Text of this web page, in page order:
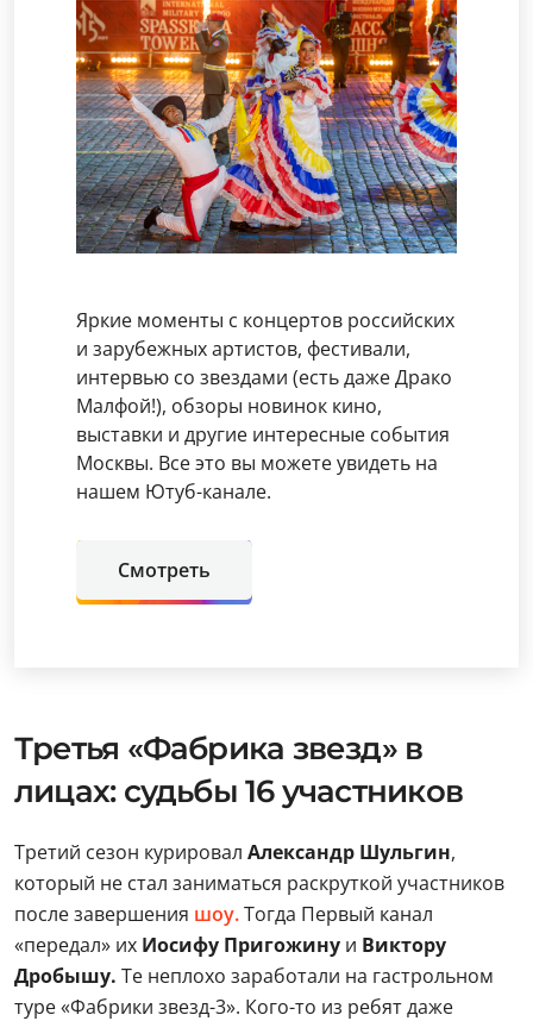
Яркие моменты с концертов российских
и зарубежных артистов, фестивали,
интервью со звездами (есть даже Драко
Малфой!), обзоры новинок кино,
выставки и другие интересные события
Москвы. Все это вы можете увидеть на
нашем Ютуб-канале.
Смотреть
Третья «Фабрика звезд» в
лицах: судьбы 16 участников
Третий сезон курировал Александр Шульгин,
который не стал заниматься раскруткой участников
после завершения шоу.Тогда Первый канал
«передал» их Иосифу Пригожину и Виктору
Дробышу. Те неплохо заработали на гастрольном
туре «Фабрики звезд-3». Кого-то из ребят даже